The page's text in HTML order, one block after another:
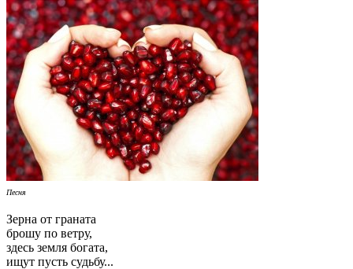
Песня
Зерна от граната
брошу по ветру,
здесь земля богата,
ищут пусть судьбу...